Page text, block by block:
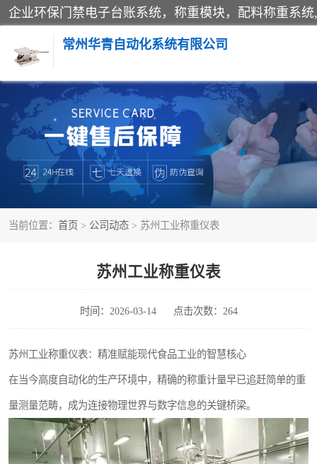
常州华青自动化系统有限公司
当前位置： 首页 > 公司动态 > 苏州工业称重仪表
苏州工业称重仪表
时间：2026-03-14 点击次数：264
苏州工业称重仪表：精准赋能现代食品工业的智慧核心
在当今高度自动化的生产环境中，精确的称重计量早已追赶简单的重
量测量范畴，成为连接物理世界与数字信息的关键桥梁。
称重模块
手工配料系统
自动化配料系统
屠宰轨道秤
移动源环保门禁电子台账系统